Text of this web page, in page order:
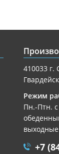
410033 г.
Режим
Пн.-Птн.
+7